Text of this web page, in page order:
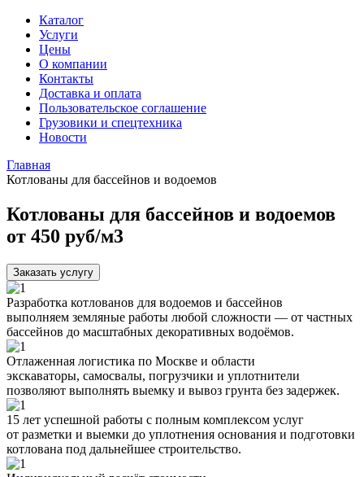
Каталог
Услуги
Цены
О компании
Контакты
Доставка и оплата
Пользовательское соглашение
Грузовики и спецтехника
Новости
Главная
Котлованы для бассейнов и водоемов
Котлованы для бассейнов и водоемов
от 450 руб/м3
Заказать услугу
Разработка котлованов для водоемов и бассейнов
выполняем земляные работы любой сложности — от частных
бассейнов до масштабных декоративных водоёмов.
Отлаженная логистика по Москве и области
экскаваторы, самосвалы, погрузчики и уплотнители
позволяют выполнять выемку и вывоз грунта без задержек.
15 лет успешной работы с полным комплексом услуг
от разметки и выемки до уплотнения основания и подготовки
котлована под дальнейшее строительство.